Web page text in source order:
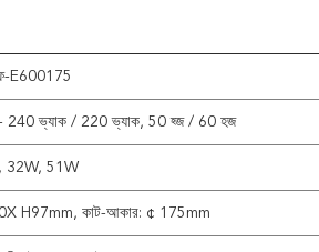
E600175
240 ভ্যাক / 220 ভ্যাক, 50 হ্জ / 60 হজ
32W, 51W
H97mm, কাট-আকার: ¢ 175mm